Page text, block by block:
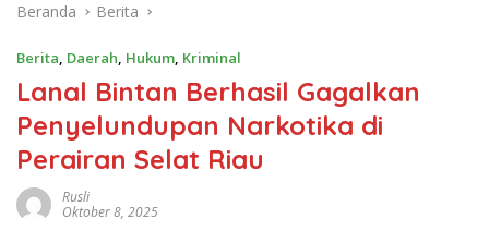
Beranda Berita
Berita, Daerah, Hukum, Kriminal
Lanal Bintan Berhasil Gagalkan
Penyelundupan Narkotika di
Perairan Selat Riau
Rusli
Oktober 8, 2025